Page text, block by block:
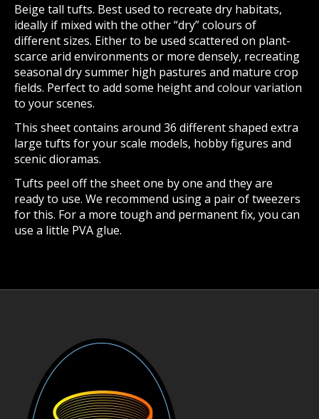
Beige tall tufts. Best used to recreate dry habitats,
ideally if mixed with the other “dry” colours of
different sizes. Either to be used scattered on plant-
scarce arid environments or more densely, recreating
seasonal dry summer high pastures and mature crop
fields. Perfect to add some height and colour variation
to your scenes.
This sheet contains around 36 different shaped extra
large tufts for your scale models, hobby figures and
scenic dioramas.
Tufts peel off the sheet one by one and they are
ready to use. We recommend using a pair of tweezers
for this. For a more tough and permanent fix, you can
use a little PVA glue.